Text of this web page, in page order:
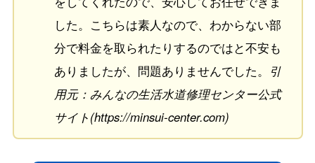
した。こちらは素人なので、わからない部
分で料金を取られたりするのではと不安も
ありましたが、問題ありませんでした。 引
用元：みんなの生活水道修理センター公式
サイト(https://minsui-center.com)